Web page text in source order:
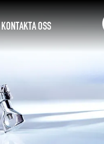
KONTAKTA OSS